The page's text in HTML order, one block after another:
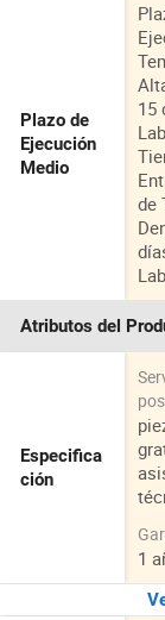
Plazo de
Ejecución
Medio
15
de
Atributos del
Especifica
ción
1